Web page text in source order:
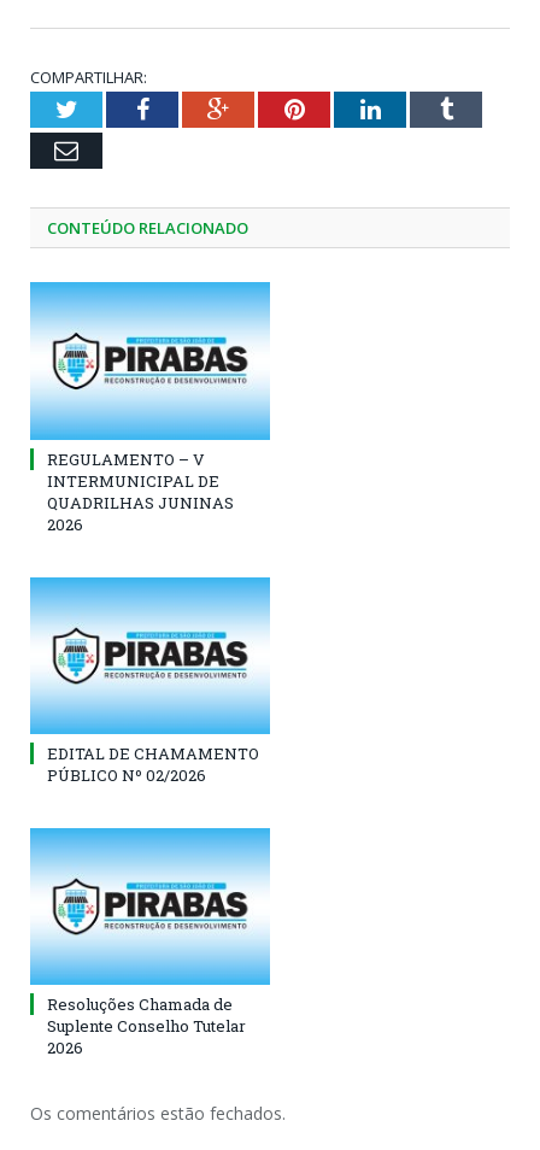
COMPARTILHAR:
TwitterFacebookGoogle+PinterestLinkedInTumblr
Email
CONTEÚDO RELACIONADO
REGULAMENTO – V
INTERMUNICIPAL DE
QUADRILHAS JUNINAS
2026
EDITAL DE CHAMAMENTO
PÚBLICO Nº 02/2026
Resoluções Chamada de
Suplente Conselho Tutelar
2026
Os comentários estão fechados.